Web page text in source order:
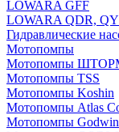
LOWARA GFF
LOWARA QDR,
Гидравлические
Мотопомпы
Мотопомпы
Мотопомпы TSS
Мотопомпы Koshin
Мотопомпы Atlas
Мотопомпы Godwin